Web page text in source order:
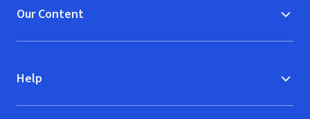
Our Content
Help